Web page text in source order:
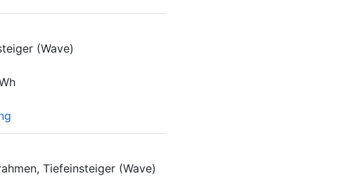
(Wave)
Tiefeinsteiger (Wave)